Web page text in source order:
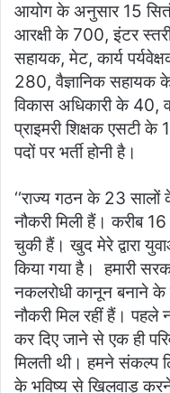
आयोग के अनुसार 15
आरक्षी के 700, इंटर
सहायक, मेट, कार्य
280, वैज्ञानिक सहायक
विकास अधिकारी के 40,
प्राइमरी शिक्षक एसटी
पदों पर भर्ती होनी है।
‘‘राज्य गठन के 23 सालों
नौकरी मिली हैं। करीब
चुकी हैं। खुद मेरे द्वारा
किया गया है। हमारी
नकलरोधी कानून बनाने के
नौकरी मिल रहीं हैं। पहले
कर दिए जाने से एक ही
मिलती थी। हमने संकल्प
के भविष्य से खिलवाड़ करने